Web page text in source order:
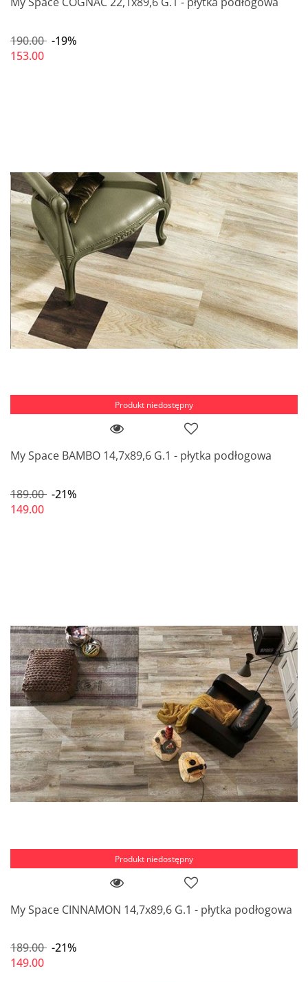
190.00 -19%
153.00
Produkt niedostępny
My Space BAMBO 14,7x89,6 G.1 - płytka podłogowa
189.00 -21%
149.00
Produkt niedostępny
My Space CINNAMON 14,7x89,6 G.1 - płytka podłogowa
189.00 -21%
149.00